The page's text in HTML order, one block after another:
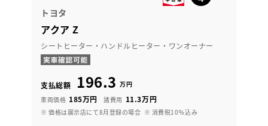
トヨタ
アクア Z
シートヒーター・ハンドルヒーター・ワンオーナー
支払総額 196.3 万円
車両価格 185万円 諸費用 11.3万円
※ 価格は展示店にて8月登録の場合 ※ 消費税10％込み